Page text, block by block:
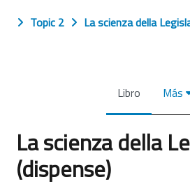
Topic 2
La scienza della
Libro Más
La scienza della
(dispense)